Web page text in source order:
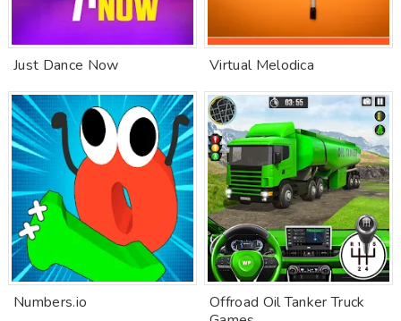
Just Dance Now Virtual Melodica
Numbers.io
Offroad Oil Tanker Truck